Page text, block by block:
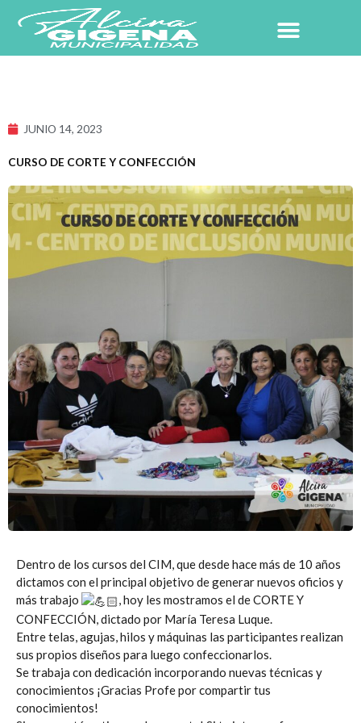
contenido
JUNIO 14, 2023
CURSO DE CORTE Y CONFECCIÓN
Dentro de los cursos del CIM, que desde hace más de 10 años
dictamos con el principal objetivo de generar nuevos oficios y
más trabajo
, hoy les mostramos el de CORTE Y
CONFECCIÓN, dictado por María Teresa Luque.
Entre telas, agujas, hilos y máquinas las participantes realizan
sus propios diseños para luego confeccionarlos.
Se trabaja con dedicación incorporando nuevas técnicas y
conocimientos ¡Gracias Profe por compartir tus
conocimientos!